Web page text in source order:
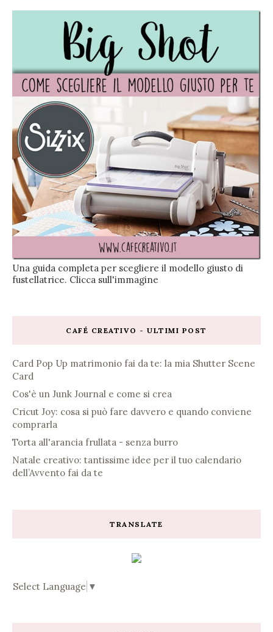
Una guida completa per scegliere il modello giusto di
fustellatrice. Clicca sull'immagine
CAFÉ CREATIVO - ULTIMI POST
Card Pop Up matrimonio fai da te: la mia Shutter Scene
Card
Cos'è un Junk Journal e come si crea
Cricut Joy: cosa si può fare davvero e quando conviene
comprarla
Torta all'arancia frullata - senza burro
Natale creativo: tantissime idee per il tuo calendario
dell’Avvento fai da te
TRANSLATE
Select Language ▼